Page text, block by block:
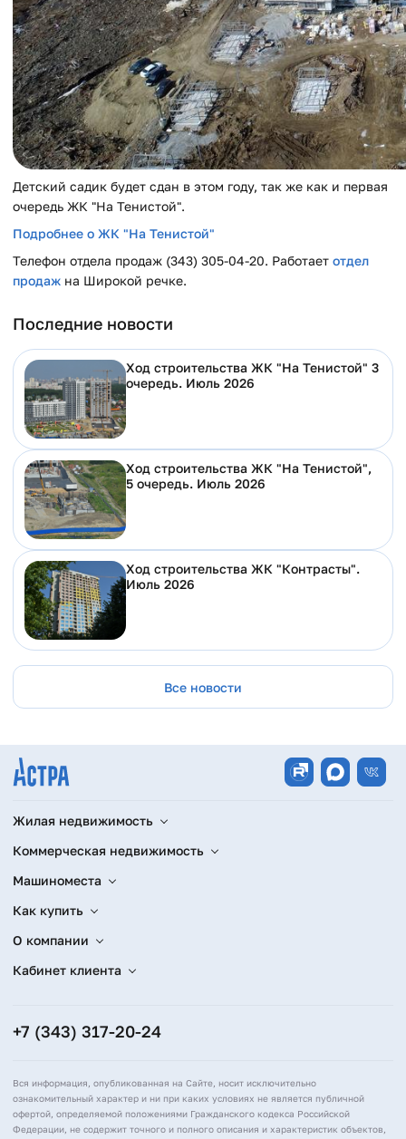
Детский садик будет сдан в этом году, так же как и первая
очередь ЖК "На Тенистой".
Подробнее о ЖК "На Тенистой"
Телефон отдела продаж (343) 305-04-20. Работает отдел
продаж на Широкой речке.
Последние новости
Ход строительства ЖК "На Тенистой" 3
очередь. Июль 2026
Ход строительства ЖК "На Тенистой",
5 очередь. Июль 2026
Ход строительства ЖК "Контрасты".
Июль 2026
Все новости
Жилая недвижимость
Коммерческая недвижимость
Машиноместа
Как купить
О компании
Кабинет клиента
+7 (343) 317-20-24
Вся информация, опубликованная на Сайте, носит исключительно
ознакомительный характер и ни при каких условиях не является публичной
офертой, определяемой положениями Гражданского кодекса Российской
Федерации, не содержит точного и полного описания и характеристик объектов,